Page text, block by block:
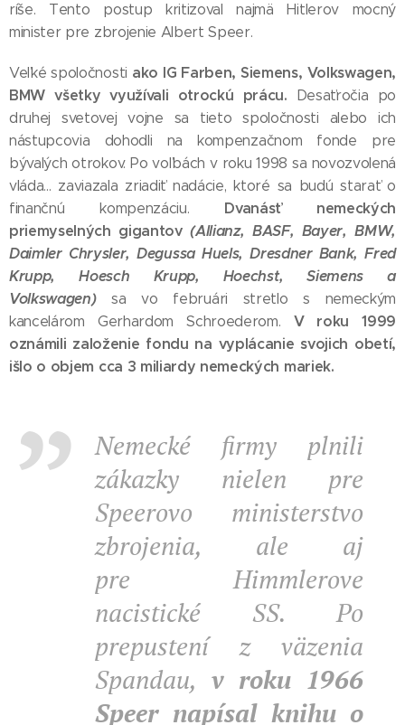
ríše. Tento postup kritizoval najmä Hitlerov mocný
minister pre zbrojenie Albert Speer.
Veľké spoločnosti ako IG Farben, Siemens, Volkswagen,
BMW všetky využívali otrockú prácu.
Desaťročia po
druhej svetovej vojne sa tieto spoločnosti alebo ich
nástupcovia dohodli na kompenzačnom fonde pre
bývalých otrokov. Po voľbách v roku 1998 sa novozvolená
vláda... zaviazala zriadiť nadácie, ktoré sa budú starať o
finančnú kompenzáciu. Dvanásť nemeckých
priemyselných gigantov(Allianz, BASF, Bayer, BMW,
Daimler Chrysler, Degussa Huels, Dresdner Bank, Fred
Krupp, Hoesch Krupp, Hoechst, Siemens a
Volkswagen)sa vo februári stretlo s nemeckým
kancelárom Gerhardom Schroederom. V roku 1999
oznámili založenie fondu na vyplácanie svojich obetí,
išlo o objem cca 3 miliardy nemeckých mariek.
Nemecké firmy plnili
zákazky nielen pre
Speerovo ministerstvo
zbrojenia, ale aj
pre Himmlerove
nacistické SS. Po
prepustení z väzenia
Spandau, v roku 1966
Speer napísal knihu o